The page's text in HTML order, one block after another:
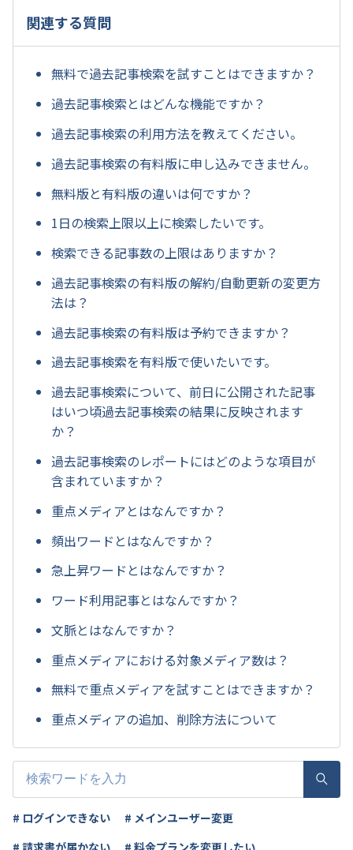
関連する質問
無料で過去記事検索を試すことはできますか？
過去記事検索とはどんな機能ですか？
過去記事検索の利用方法を教えてください。
過去記事検索の有料版に申し込みできません。
無料版と有料版の違いは何ですか？
1日の検索上限以上に検索したいです。
検索できる記事数の上限はありますか？
過去記事検索の有料版の解約/自動更新の変更方
法は？
過去記事検索の有料版は予約できますか？
過去記事検索を有料版で使いたいです。
過去記事検索について、前日に公開された記事
はいつ頃過去記事検索の結果に反映されます
か？
過去記事検索のレポートにはどのような項目が
含まれていますか？
重点メディアとはなんですか？
頻出ワードとはなんですか？
急上昇ワードとはなんですか？
ワード利用記事とはなんですか？
文脈とはなんですか？
重点メディアにおける対象メディア数は？
無料で重点メディアを試すことはできますか？
重点メディアの追加、削除方法について
# ログインできない
# メインユーザー変更
# 請求書が届かない
# 料金プランを変更したい